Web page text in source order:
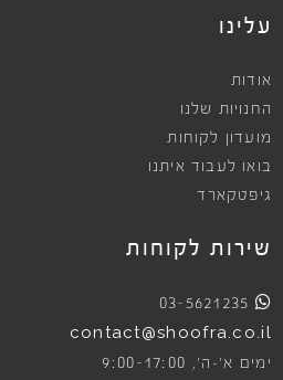
עלינו
אודות
החנויות שלנו
מועדון לקוחות
בואו לעבוד איתנו
גיפטקארד
שירות לקוחות
03-5621235
contact@shoofra.co.il
ימים א׳-ה׳, 9:00-17:00